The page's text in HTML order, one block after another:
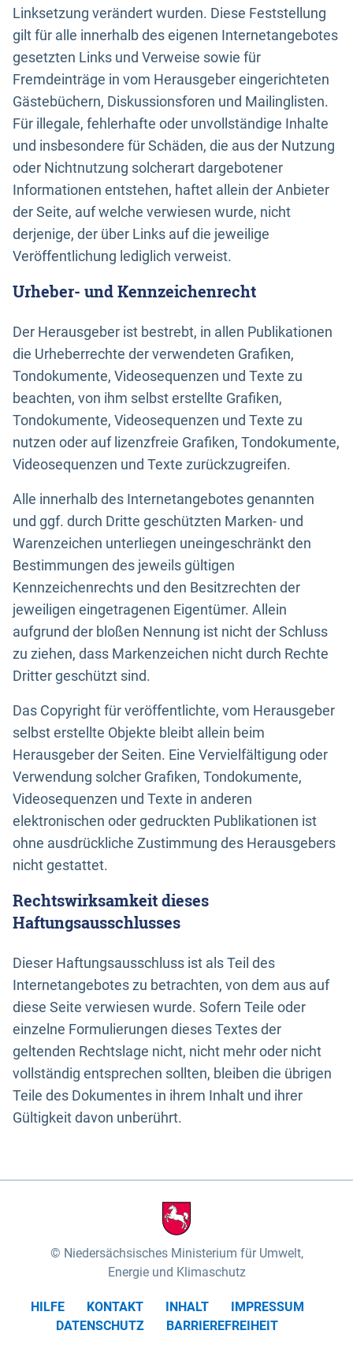
Linksetzung verändert wurden. Diese Feststellung
gilt für alle innerhalb des eigenen Internetangebotes
gesetzten Links und Verweise sowie für
Fremdeinträge in vom Herausgeber eingerichteten
Gästebüchern, Diskussionsforen und Mailinglisten.
Für illegale, fehlerhafte oder unvollständige Inhalte
und insbesondere für Schäden, die aus der Nutzung
oder Nichtnutzung solcherart dargebotener
Informationen entstehen, haftet allein der Anbieter
der Seite, auf welche verwiesen wurde, nicht
derjenige, der über Links auf die jeweilige
Veröffentlichung lediglich verweist.
Urheber- und Kennzeichenrecht
Der Herausgeber ist bestrebt, in allen Publikationen
die Urheberrechte der verwendeten Grafiken,
Tondokumente, Videosequenzen und Texte zu
beachten, von ihm selbst erstellte Grafiken,
Tondokumente, Videosequenzen und Texte zu
nutzen oder auf lizenzfreie Grafiken, Tondokumente,
Videosequenzen und Texte zurückzugreifen.
Alle innerhalb des Internetangebotes genannten
und ggf. durch Dritte geschützten Marken- und
Warenzeichen unterliegen uneingeschränkt den
Bestimmungen des jeweils gültigen
Kennzeichenrechts und den Besitzrechten der
jeweiligen eingetragenen Eigentümer. Allein
aufgrund der bloßen Nennung ist nicht der Schluss
zu ziehen, dass Markenzeichen nicht durch Rechte
Dritter geschützt sind.
Das Copyright für veröffentlichte, vom Herausgeber
selbst erstellte Objekte bleibt allein beim
Herausgeber der Seiten. Eine Vervielfältigung oder
Verwendung solcher Grafiken, Tondokumente,
Videosequenzen und Texte in anderen
elektronischen oder gedruckten Publikationen ist
ohne ausdrückliche Zustimmung des Herausgebers
nicht gestattet.
Rechtswirksamkeit dieses
Haftungsausschlusses
Dieser Haftungsausschluss ist als Teil des
Internetangebotes zu betrachten, von dem aus auf
diese Seite verwiesen wurde. Sofern Teile oder
einzelne Formulierungen dieses Textes der
geltenden Rechtslage nicht, nicht mehr oder nicht
vollständig entsprechen sollten, bleiben die übrigen
Teile des Dokumentes in ihrem Inhalt und ihrer
Gültigkeit davon unberührt.
Niedersächsisches Ministerium für Umwelt,
Energie und Klimaschutz
HILFE KONTAKT INHALT
IMPRESSUM
DATENSCHUTZ
BARRIEREFREIHEIT